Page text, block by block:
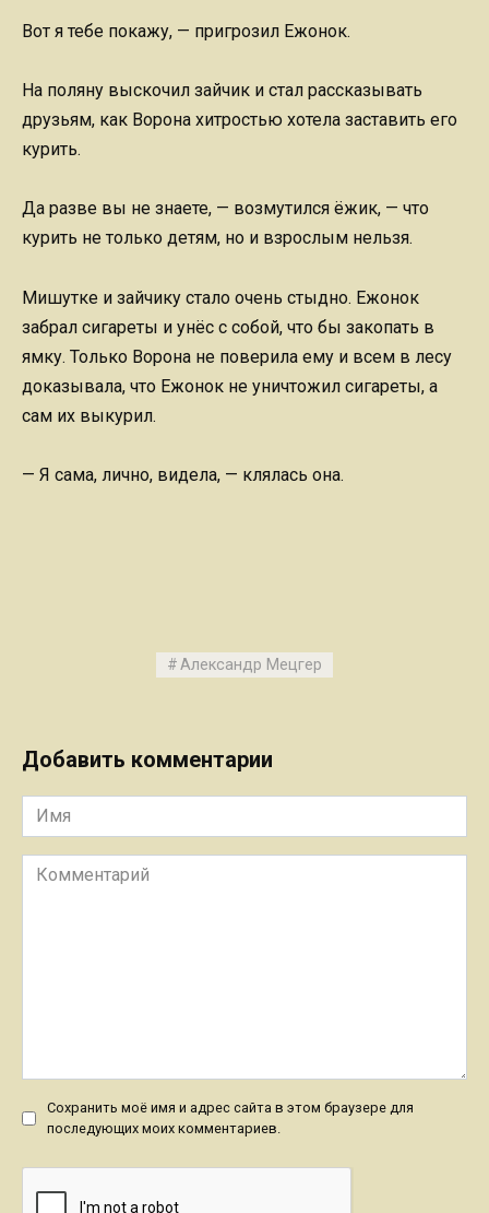
Вот я тебе покажу, — пригрозил Ежонок.
На поляну выскочил зайчик и стал рассказывать
друзьям, как Ворона хитростью хотела заставить его
курить.
Да разве вы не знаете, — возмутился ёжик, — что
курить не только детям, но и взрослым нельзя.
Мишутке и зайчику стало очень стыдно. Ежонок
забрал сигареты и унёс с собой, что бы закопать в
ямку. Только Ворона не поверила ему и всем в лесу
доказывала, что Ежонок не уничтожил сигареты, а
сам их выкурил.
— Я сама, лично, видела, — клялась она.
Александр Мецгер
Добавить комментарии
Имя
Комментарий
Сохранить моё имя и адрес сайта в этом браузере для
последующих моих комментариев.